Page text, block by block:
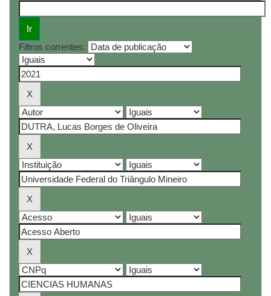
Filtros correntes: